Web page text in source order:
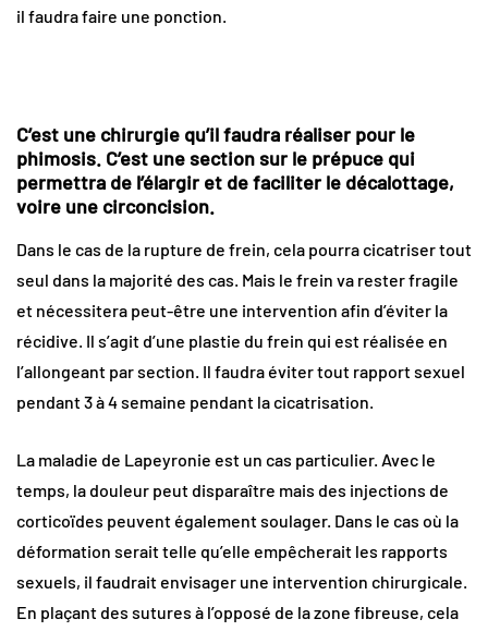
il faudra faire une ponction.
C’est une chirurgie qu’il faudra réaliser pour le
phimosis. C’est une section sur le prépuce qui
permettra de l’élargir et de faciliter le décalottage,
voire une circoncision.
Dans le cas de la rupture de frein, cela pourra cicatriser tout
seul dans la majorité des cas. Mais le frein va rester fragile
et nécessitera peut-être une intervention afin d’éviter la
récidive. Il s’agit d’une plastie du frein qui est réalisée en
l’allongeant par section. Il faudra éviter tout rapport sexuel
pendant 3 à 4 semaine pendant la cicatrisation.
La maladie de Lapeyronie est un cas particulier. Avec le
temps, la douleur peut disparaître mais des injections de
corticoïdes peuvent également soulager. Dans le cas où la
déformation serait telle qu’elle empêcherait les rapports
sexuels, il faudrait envisager une intervention chirurgicale.
En plaçant des sutures à l’opposé de la zone fibreuse, cela